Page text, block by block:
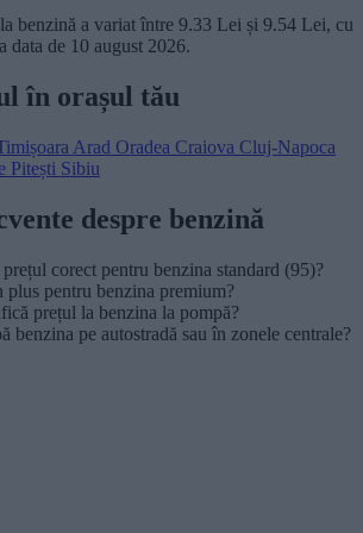
benzină a variat între 9.33 Lei și 9.54 Lei, cu
data de 10 august 2026.
în orașul tău
Arad Oradea Craiova Cluj-Napoca
Pitești Sibiu
despre benzină
corect pentru benzina standard (95)?
plus pentru benzina premium?
prețul la benzina la pompă?
benzina pe autostradă sau în zonele centrale?